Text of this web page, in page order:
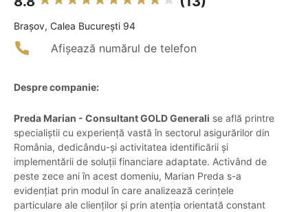
Braşov, Calea București 94
Afișează numărul de telefon
Despre companie:
Preda Marian - Consultant GOLD Generali se află printre
specialiștii cu experiență vastă în sectorul asigurărilor din
România, dedicându-și activitatea identificării și
implementării de soluții financiare adaptate. Activând de
peste zece ani în acest domeniu, Marian Preda s-a
evidențiat prin modul în care analizează cerințele
particulare ale clienților și prin atenția orientată constant